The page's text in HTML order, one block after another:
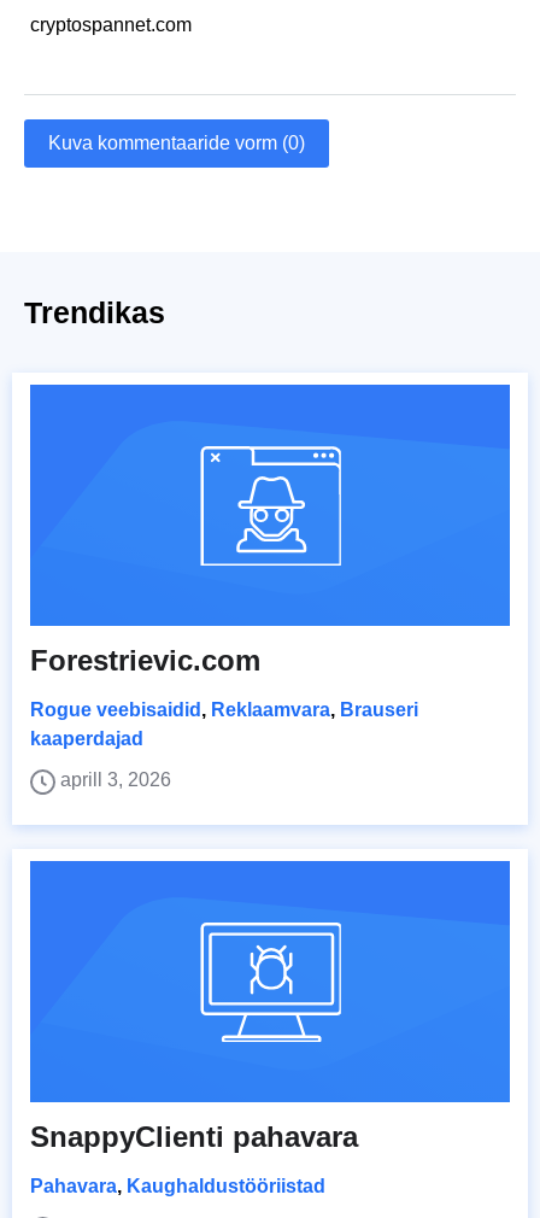
cryptospannet.com
Kuva kommentaaride vorm (0)
Trendikas
Forestrievic.com
Rogue veebisaidid , Reklaamvara, Brauseri
kaaperdajad
aprill 3, 2026
SnappyClienti pahavara
Pahavara, Kaughaldustööriistad